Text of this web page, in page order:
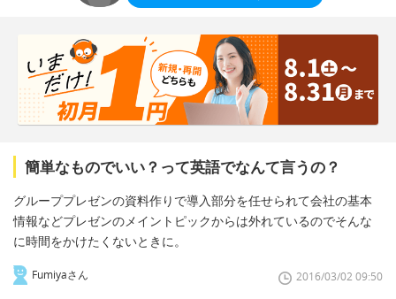
簡単なものでいい？って英語でなんて言うの？
グループプレゼンの資料作りで導入部分を任せられて会社の基本
情報などプレゼンのメイントピックからは外れているのでそんな
に時間をかけたくないときに。
Fumiyaさん 2016/03/02 09:50